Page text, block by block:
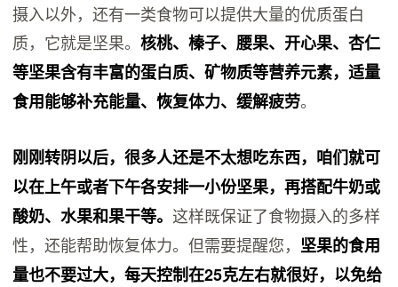
摄入以外，还有一类食物可以提供大量的优质蛋白
质，它就是坚果。核桃、榛子、腰果、开心果、杏仁
等坚果含有丰富的蛋白质、矿物质等营养元素，适量
食用能够补充能量、恢复体力、缓解疲劳。
刚刚转阴以后，很多人还是不太想吃东西，咱们就可
以在上午或者下午各安排一小份坚果，再搭配牛奶或
酸奶、水果和果干等。 这样既保证了食物摄入的多样
性，还能帮助恢复体力。但需要提醒您， 坚果的食用
量也不要过大，每天控制在25克左右就很好，以免给